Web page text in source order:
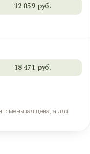
12 059 руб.
18 471 руб.
меньшая цена, а для